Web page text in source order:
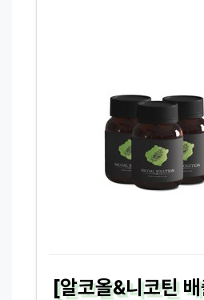
[알코올&니코틴